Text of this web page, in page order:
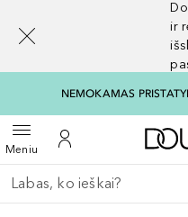
ir
NEMOKAMAS
MeniuAtidaryti meniuĮ mano paskyrą
Grįžk atgal
Vykdykite paiešką